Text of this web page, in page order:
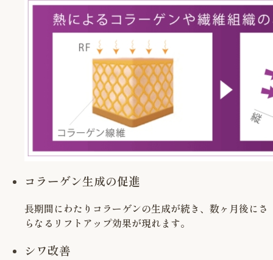
コラーゲン生成の促進
長期間にわたりコラーゲンの生成が続き、数ヶ月後にさ
らなるリフトアップ効果が現れます。
シワ改善